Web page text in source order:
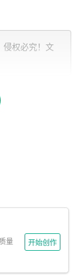
，一页纸的
内，突出你
求一份市场部
业院校、专
侵权必究！文
量
开始创作